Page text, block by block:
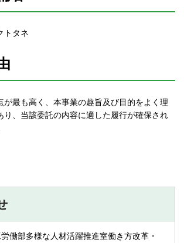
トタネ
が最も高く、本事業の趣旨及び目的をよく理
り、当該委託の内容に適した履行が確保され
働部多様な人材活躍推進室働き方改革・